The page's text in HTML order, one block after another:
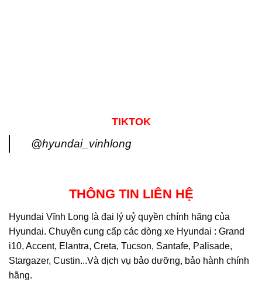
TIKTOK
@hyundai_vinhlong
THÔNG TIN LIÊN HỆ
Hyundai Vĩnh Long là đại lý uỷ quyền chính hãng của
Hyundai. Chuyên cung cấp các dòng xe Hyundai : Grand
i10, Accent, Elantra, Creta, Tucson, Santafe, Palisade,
Stargazer, Custin...Và dịch vụ bảo dưỡng, bảo hành chính
hãng.